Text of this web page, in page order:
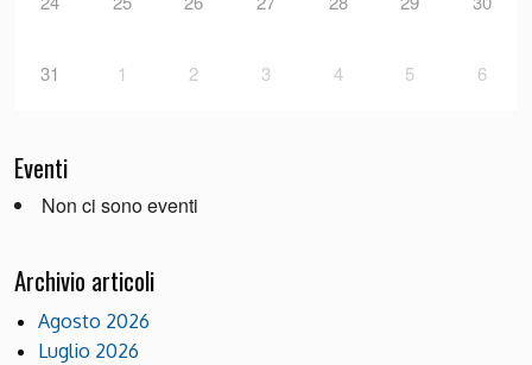
31 1 2 3 4 5 6
Eventi
Non ci sono eventi
Archivio articoli
Agosto 2026
Luglio 2026